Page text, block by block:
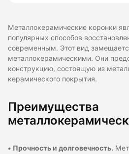
Металлокерамические коронки
популярных способов
современным. Этот вид
металлокерамическими. Они
конструкцию, состоящую из
керамического покрытия.
Преимущества
• Прочность и долговечность.